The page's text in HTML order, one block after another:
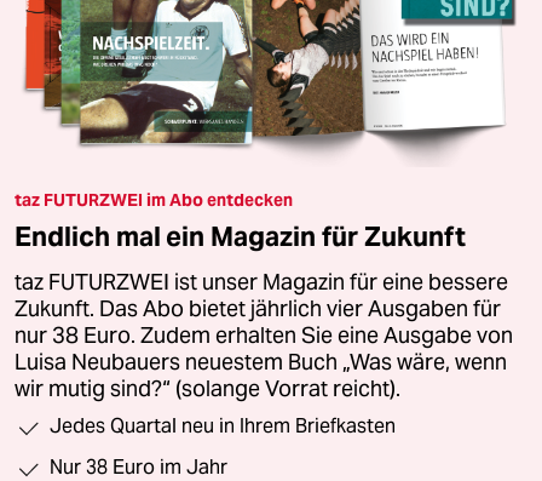
taz FUTURZWEI im Abo entdecken
Endlich mal ein Magazin für Zukunft
taz FUTURZWEI ist unser Magazin für eine bessere
Zukunft. Das Abo bietet jährlich vier Ausgaben für
nur 38 Euro. Zudem erhalten Sie eine Ausgabe von
Luisa Neubauers neuestem Buch „Was wäre, wenn
wir mutig sind?“ (solange Vorrat reicht).
Jedes Quartal neu in Ihrem Briefkasten
Nur 38 Euro im Jahr